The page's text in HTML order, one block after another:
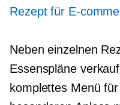
Rezept für E-
Neben einzelnen
Essenspläne
komplettes Menü